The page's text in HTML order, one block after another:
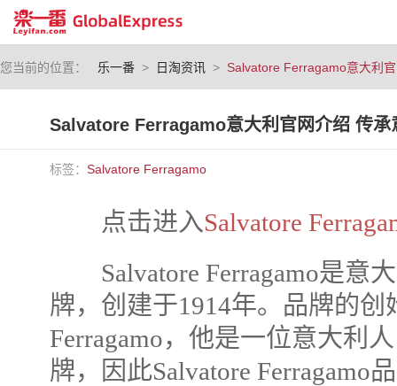
您当前的位置： 乐一番 > 日淘资讯 > Salvatore Ferragamo意大利
Salvatore Ferragamo意大利官网介绍 传承
标签： Salvatore Ferragamo
点击进入Salvatore
Salvatore Ferragamo是意
牌，创建于1914年。品牌的创
Ferragamo，他是一位意大利
牌，因此Salvatore Ferragamo